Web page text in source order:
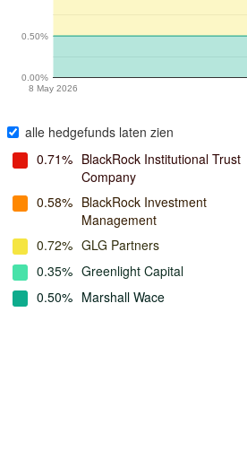
8 May 2026
0.00%
0.50%
alle hedgefunds laten zien
0.71% BlackRock Institutional Trust
Company
0.58% BlackRock Investment
Management
0.72% GLG Partners
0.35% Greenlight Capital
0.50% Marshall Wace